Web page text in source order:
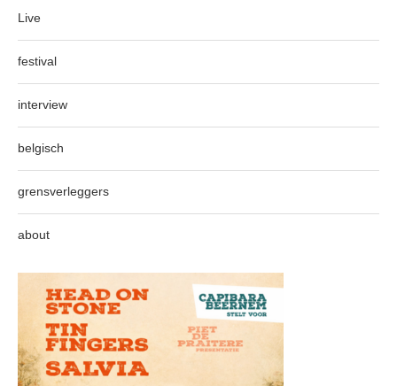
Live
festival
interview
belgisch
grensverleggers
about